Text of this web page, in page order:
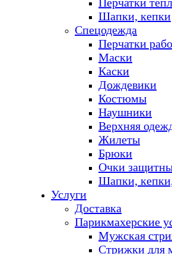
Шапки, кепки
Спецодежда
Перчатки
Маски
Каски
Дождевики
Костюмы
Наушники
Верхняя
Жилеты
Брюки
Очки
Шапки,
Услуги
Доставка
Парикмахерские
Мужская
Стрижки для